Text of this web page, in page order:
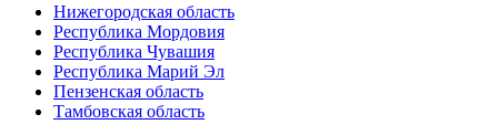
Нижегородская область
Республика Мордовия
Республика Чувашия
Республика Марий Эл
Пензенская область
Тамбовская область